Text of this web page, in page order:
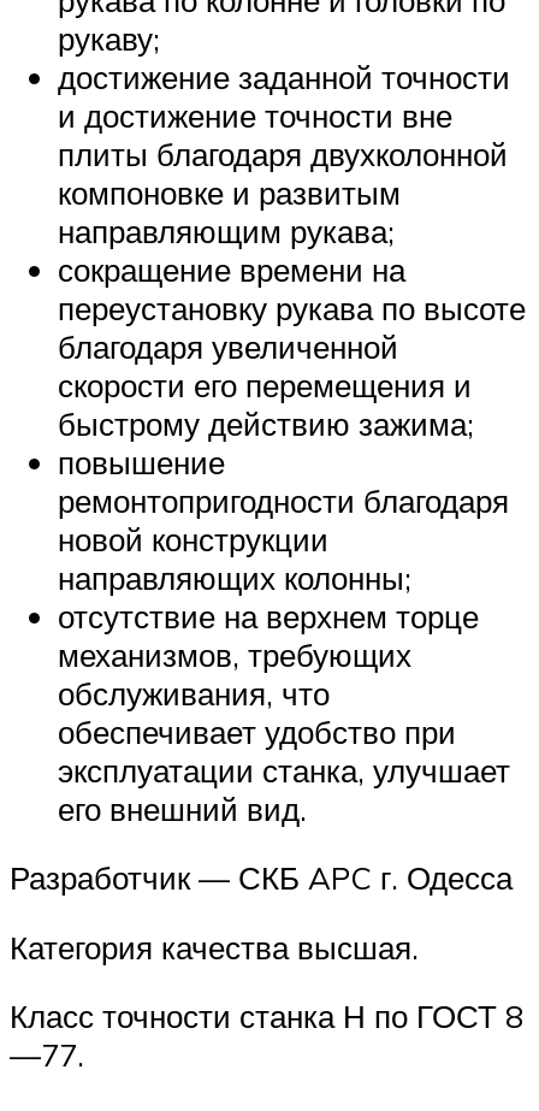
рукаву;
достижение заданной точности
и достижение точности вне
плиты благодаря двухколонной
компоновке и развитым
направляющим рукава;
сокращение времени на
переустановку рукава по высоте
благодаря увеличенной
скорости его перемещения и
быстрому действию зажима;
повышение
ремонтопригодности благодаря
новой конструкции
направляющих колонны;
отсутствие на верхнем торце
механизмов, требующих
обслуживания, что
обеспечивает удобство при
эксплуатации станка, улучшает
его внешний вид.
Разработчик — СКБ APC г. Одесса
Категория качества высшая.
Класс точности станка Н по ГОСТ 8
—77.